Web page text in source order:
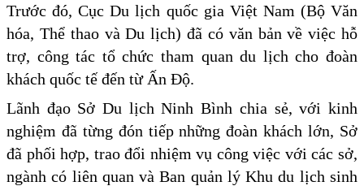
Trước đó, Cục Du lịch quốc gia Việt Nam (Bộ Văn
hóa, Thể thao và Du lịch) đã có văn bản về việc hỗ
trợ, công tác tổ chức tham quan du lịch cho đoàn
khách quốc tế đến từ Ấn Độ.
Lãnh đạo Sở Du lịch Ninh Bình chia sẻ, với kinh
nghiệm đã từng đón tiếp những đoàn khách lớn, Sở
đã phối hợp, trao đổi nhiệm vụ công việc với các sở,
ngành có liên quan và Ban quản lý Khu du lịch sinh